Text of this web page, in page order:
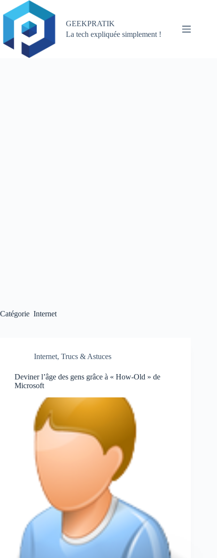
au
contenu
GEEKPRATIK
La tech expliquée simplement !
Catégorie Internet
Internet, Trucs & Astuces
Deviner l’âge des gens grâce à « How-Old » de
Microsoft